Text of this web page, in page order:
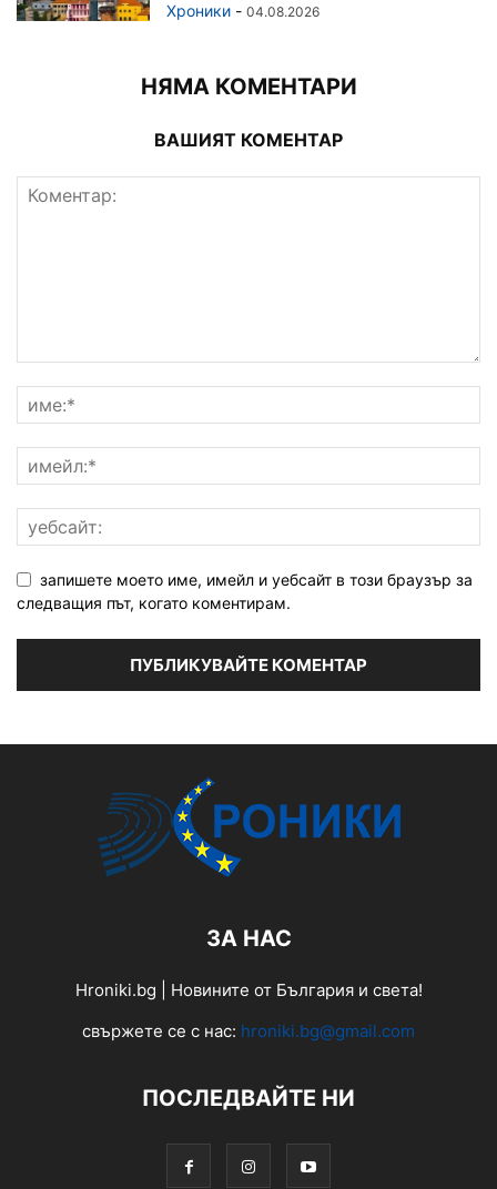
Хроники - 04.08.2026
НЯМА КОМЕНТАРИ
ВАШИЯТ КОМЕНТАР
запишете моето име, имейл и уебсайт в този браузър за
следващия път, когато коментирам.
ЗА НАС
Hroniki.bg | Новините от България и света!
свържете се с нас: hroniki.bg@gmail.com
ПОСЛЕДВАЙТЕ НИ